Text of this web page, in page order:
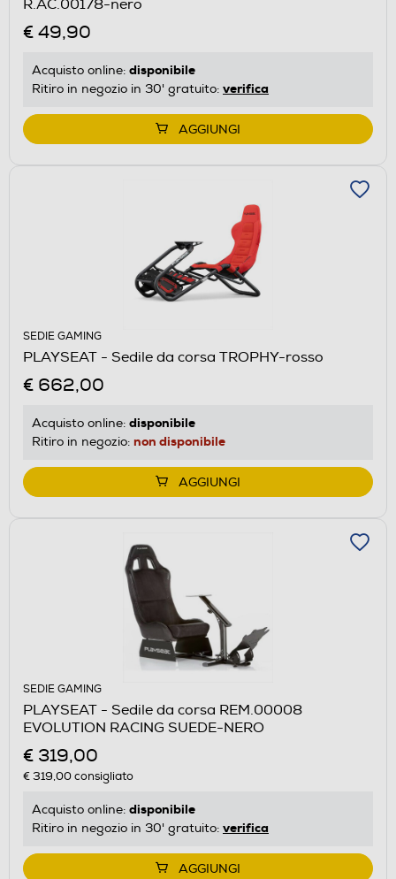
R.AC.00178-nero
€ 49,90
Acquisto online: disponibile
Ritiro in negozio in 30' gratuito: verifica
AGGIUNGI
SEDIE GAMING
PLAYSEAT - Sedile da corsa TROPHY-rosso
€ 662,00
Acquisto online: disponibile
Ritiro in negozio: non disponibile
AGGIUNGI
SEDIE GAMING
PLAYSEAT - Sedile da corsa REM.00008
EVOLUTION RACING SUEDE-NERO
€ 319,00
€ 319,00consigliato
Acquisto online: disponibile
Ritiro in negozio in 30' gratuito: verifica
AGGIUNGI